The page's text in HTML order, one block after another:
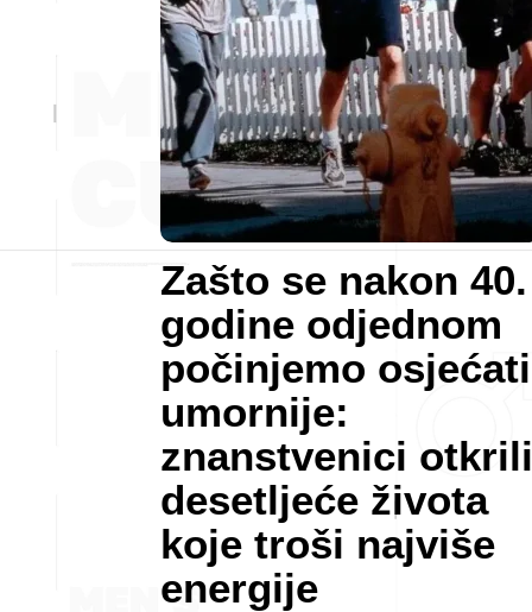
Zašto se nakon 40.
godine odjednom
počinjemo osjećati
umornije:
znanstvenici otkrili
desetljeće života
koje troši najviše
energije